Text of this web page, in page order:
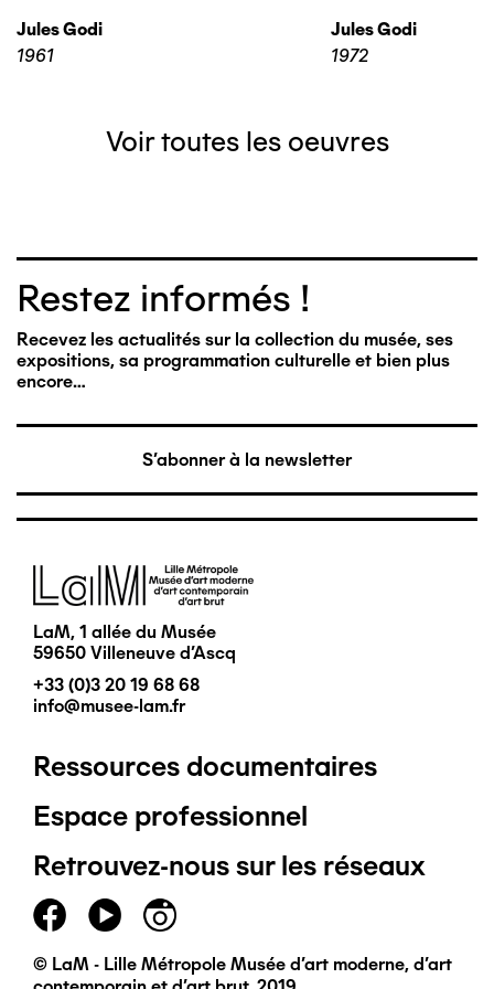
Jules Godi
1961
Jules Godi
1972
Voir toutes les oeuvres
Restez informés !
Recevez les actualités sur la collection du musée, ses
expositions, sa programmation culturelle et bien plus
encore…
S'abonner à la newsletter
Image
LaM, 1 allée du Musée
59650 Villeneuve d'Ascq
+33 (0)3 20 19 68 68
info@musee-lam.fr
Pied
de
page
principal
Ressources documentaires
Espace professionnel
Retrouvez-nous sur les réseaux
© LaM - Lille Métropole Musée d'art moderne, d'art